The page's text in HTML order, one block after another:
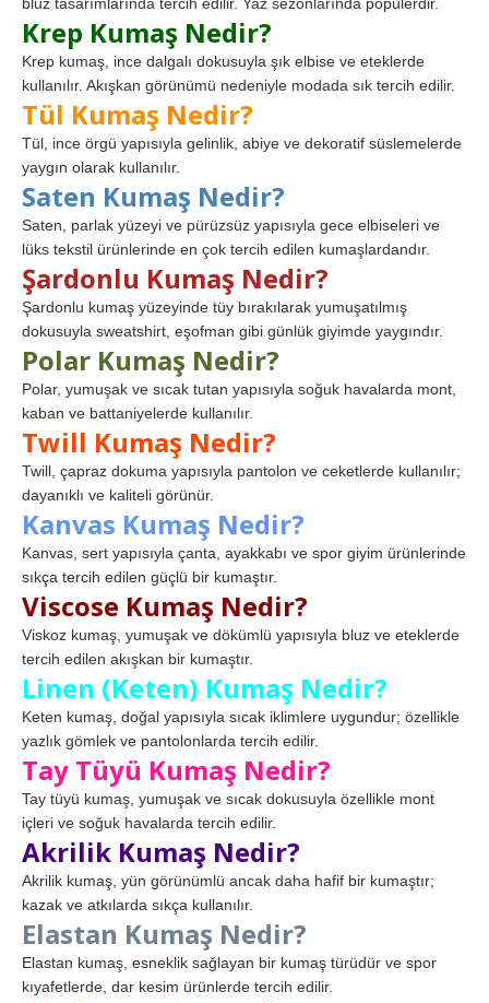
bluz tasarımlarında tercih edilir. Yaz sezonlarında popülerdir.
Krep Kumaş Nedir?
Krep kumaş, ince dalgalı dokusuyla şık elbise ve eteklerde
kullanılır. Akışkan görünümü nedeniyle modada sık tercih edilir.
Tül Kumaş Nedir?
Tül, ince örgü yapısıyla gelinlik, abiye ve dekoratif süslemelerde
yaygın olarak kullanılır.
Saten Kumaş Nedir?
Saten, parlak yüzeyi ve pürüzsüz yapısıyla gece elbiseleri ve
lüks tekstil ürünlerinde en çok tercih edilen kumaşlardandır.
Şardonlu Kumaş Nedir?
Şardonlu kumaş yüzeyinde tüy bırakılarak yumuşatılmış
dokusuyla sweatshirt, eşofman gibi günlük giyimde yaygındır.
Polar Kumaş Nedir?
Polar, yumuşak ve sıcak tutan yapısıyla soğuk havalarda mont,
kaban ve battaniyelerde kullanılır.
Twill Kumaş Nedir?
Twill, çapraz dokuma yapısıyla pantolon ve ceketlerde kullanılır;
dayanıklı ve kaliteli görünür.
Kanvas Kumaş Nedir?
Kanvas, sert yapısıyla çanta, ayakkabı ve spor giyim ürünlerinde
sıkça tercih edilen güçlü bir kumaştır.
Viscose Kumaş Nedir?
Viskoz kumaş, yumuşak ve dökümlü yapısıyla bluz ve eteklerde
tercih edilen akışkan bir kumaştır.
Linen (Keten) Kumaş Nedir?
Keten kumaş, doğal yapısıyla sıcak iklimlere uygundur; özellikle
yazlık gömlek ve pantolonlarda tercih edilir.
Tay Tüyü Kumaş Nedir?
Tay tüyü kumaş, yumuşak ve sıcak dokusuyla özellikle mont
içleri ve soğuk havalarda tercih edilir.
Akrilik Kumaş Nedir?
Akrilik kumaş, yün görünümlü ancak daha hafif bir kumaştır;
kazak ve atkılarda sıkça kullanılır.
Elastan Kumaş Nedir?
Elastan kumaş, esneklik sağlayan bir kumaş türüdür ve spor
kıyafetlerde, dar kesim ürünlerde tercih edilir.